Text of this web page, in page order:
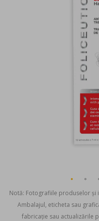
Notă: Fotografiile produselor și
Ambalajul, eticheta sau
fabricație sau actualizările